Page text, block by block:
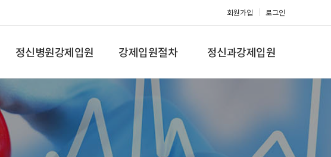
회원가입 로그인
정신병원강제입원
조현병,망상증,치매
강제입원절차
강제입원절차
정신과강제입원